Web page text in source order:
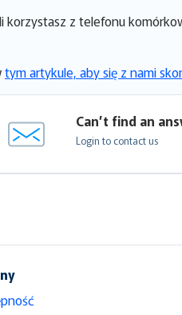
korzystasz z telefonu
tym artykule, aby się z nami
Can’t find an
Login to contact us